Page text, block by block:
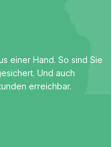
einer Hand. So sind Sie
Und auch
erreichbar.